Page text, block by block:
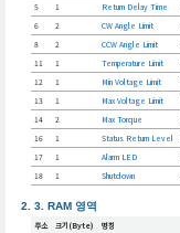
5
1 Return Delay Time
6
2 CW Angle Limit
8
2 CCW Angle Limit
11
1 Temperature Limit
12
1 Min Voltage Limit
13
1 Max Voltage Limit
14
2 Max Torque
16
1 Status Return Level
17
1 Alarm LED
18
1 Shutdown
RAM 영역
주소 크기(Byte) 명칭